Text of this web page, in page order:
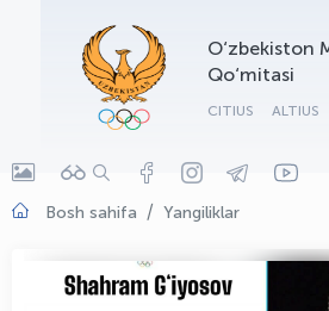
O‘zbekiston
Qo‘mitasi
CITIUS ALTIUS
Bosh sahifa Yangiliklar
OLYMPCHIK AI - yordamchi
Onlayn · olympic.uz